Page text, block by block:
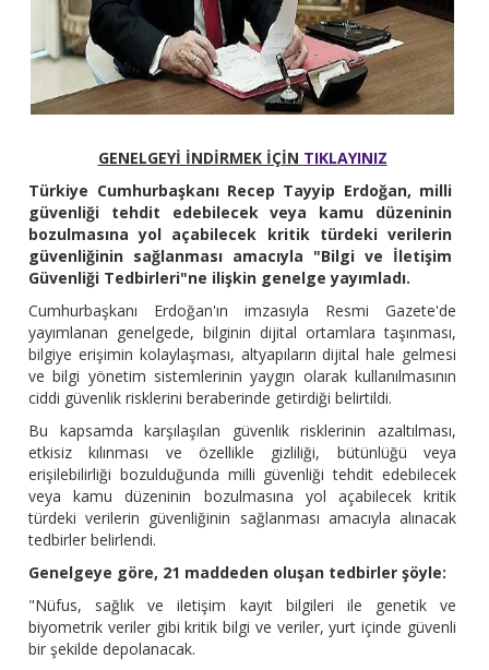
GENELGEYİ İNDİRMEK İÇİN TIKLAYINIZ
Türkiye Cumhurbaşkanı Recep Tayyip Erdoğan, milli
güvenliği tehdit edebilecek veya kamu düzeninin
bozulmasına yol açabilecek kritik türdeki verilerin
güvenliğinin sağlanması amacıyla "Bilgi ve İletişim
Güvenliği Tedbirleri"ne ilişkin genelge yayımladı.
Cumhurbaşkanı Erdoğan'ın imzasıyla Resmi Gazete'de
yayımlanan genelgede, bilginin dijital ortamlara taşınması,
bilgiye erişimin kolaylaşması, altyapıların dijital hale gelmesi
ve bilgi yönetim sistemlerinin yaygın olarak kullanılmasının
ciddi güvenlik risklerini beraberinde getirdiği belirtildi.
Bu kapsamda karşılaşılan güvenlik risklerinin azaltılması,
etkisiz kılınması ve özellikle gizliliği, bütünlüğü veya
erişilebilirliği bozulduğunda milli güvenliği tehdit edebilecek
veya kamu düzeninin bozulmasına yol açabilecek kritik
türdeki verilerin güvenliğinin sağlanması amacıyla alınacak
tedbirler belirlendi.
Genelgeye göre, 21 maddeden oluşan tedbirler şöyle:
"Nüfus, sağlık ve iletişim kayıt bilgileri ile genetik ve
biyometrik veriler gibi kritik bilgi ve veriler, yurt içinde güvenli
bir şekilde depolanacak.